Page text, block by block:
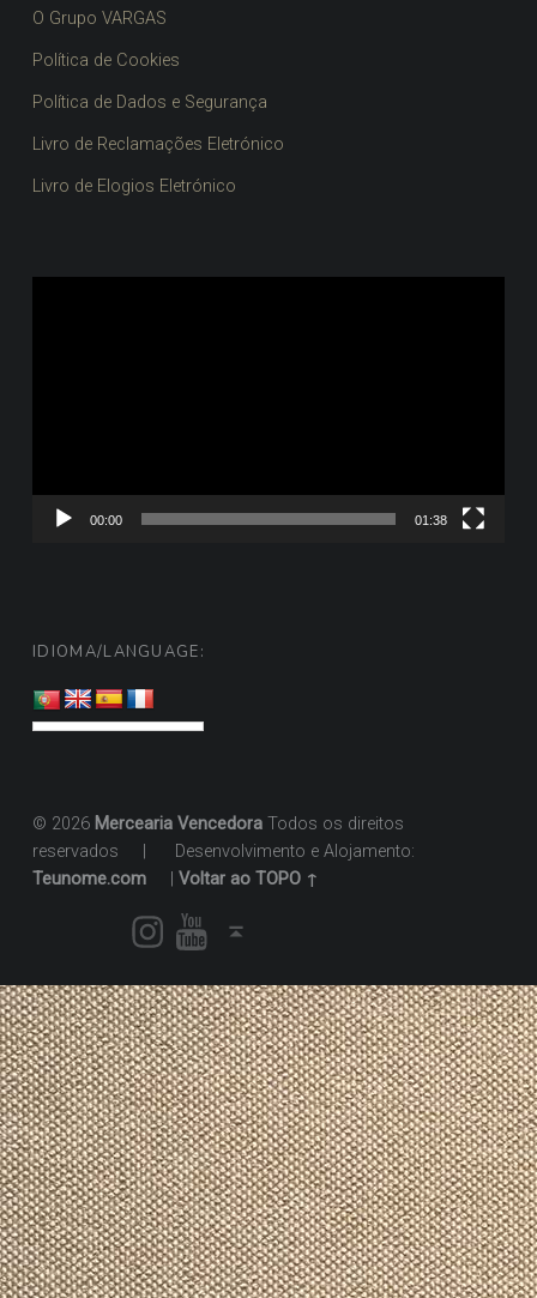
O Grupo VARGAS
Política de Cookies
Política de Dados e Segurança
Livro de Reclamações Eletrónico
Livro de Elogios Eletrónico
00:00 01:38
IDIOMA/LANGUAGE:
© 2026 Mercearia VencedoraTodos os direitos
reservados
Desenvolvimento e Alojamento:
Teunome.com
Voltar ao TOPO ↑
InstagramYoutube